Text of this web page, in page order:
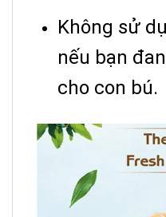
Không sử
nếu bạn
cho con bú.